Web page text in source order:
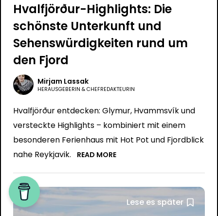
Hvalfjörður-Highlights: Die
schönste Unterkunft und
Sehenswürdigkeiten rund um
den Fjord
Mirjam Lassak
HERAUSGEBERIN & CHEFREDAKTEURIN
Hvalfjörður entdecken: Glymur, Hvammsvík und
versteckte Highlights – kombiniert mit einem
besonderen Ferienhaus mit Hot Pot und Fjordblick
nahe Reykjavik.
READ MORE
Lese es später